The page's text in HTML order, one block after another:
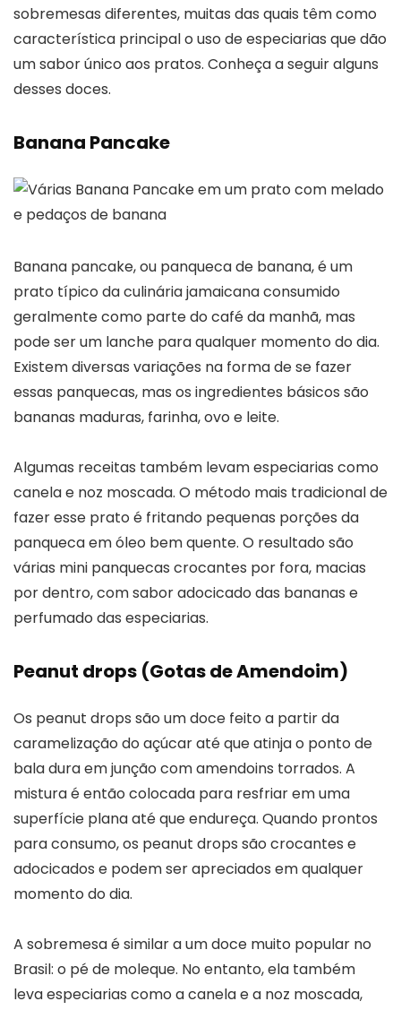
sobremesas diferentes, muitas das quais têm como
característica principal o uso de especiarias que dão
um sabor único aos pratos. Conheça a seguir alguns
desses doces.
Banana Pancake
Banana pancake, ou panqueca de banana, é um
prato típico da culinária jamaicana consumido
geralmente como parte do café da manhã, mas
pode ser um lanche para qualquer momento do dia.
Existem diversas variações na forma de se fazer
essas panquecas, mas os ingredientes básicos são
bananas maduras, farinha, ovo e leite.
Algumas receitas também levam especiarias como
canela e noz moscada. O método mais tradicional de
fazer esse prato é fritando pequenas porções da
panqueca em óleo bem quente. O resultado são
várias mini panquecas crocantes por fora, macias
por dentro, com sabor adocicado das bananas e
perfumado das especiarias.
Peanut drops (Gotas de Amendoim)
Os peanut drops são um doce feito a partir da
caramelização do açúcar até que atinja o ponto de
bala dura em junção com amendoins torrados. A
mistura é então colocada para resfriar em uma
superfície plana até que endureça. Quando prontos
para consumo, os peanut drops são crocantes e
adocicados e podem ser apreciados em qualquer
momento do dia.
A sobremesa é similar a um doce muito popular no
Brasil: o pé de moleque. No entanto, ela também
leva especiarias como a canela e a noz moscada,